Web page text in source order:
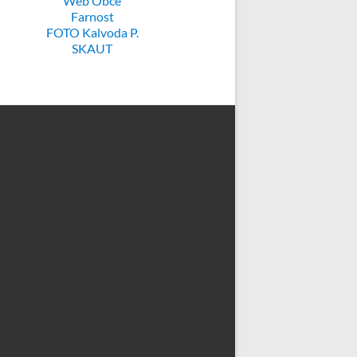
Farnost
FOTO Kalvoda P.
SKAUT